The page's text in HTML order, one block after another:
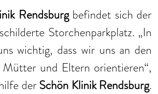
Rendsburg befindet sich der
Storchenparkplatz. „In
wichtig, dass wir uns an den
und Eltern orientieren“,
der Schön Klinik Rendsburg.